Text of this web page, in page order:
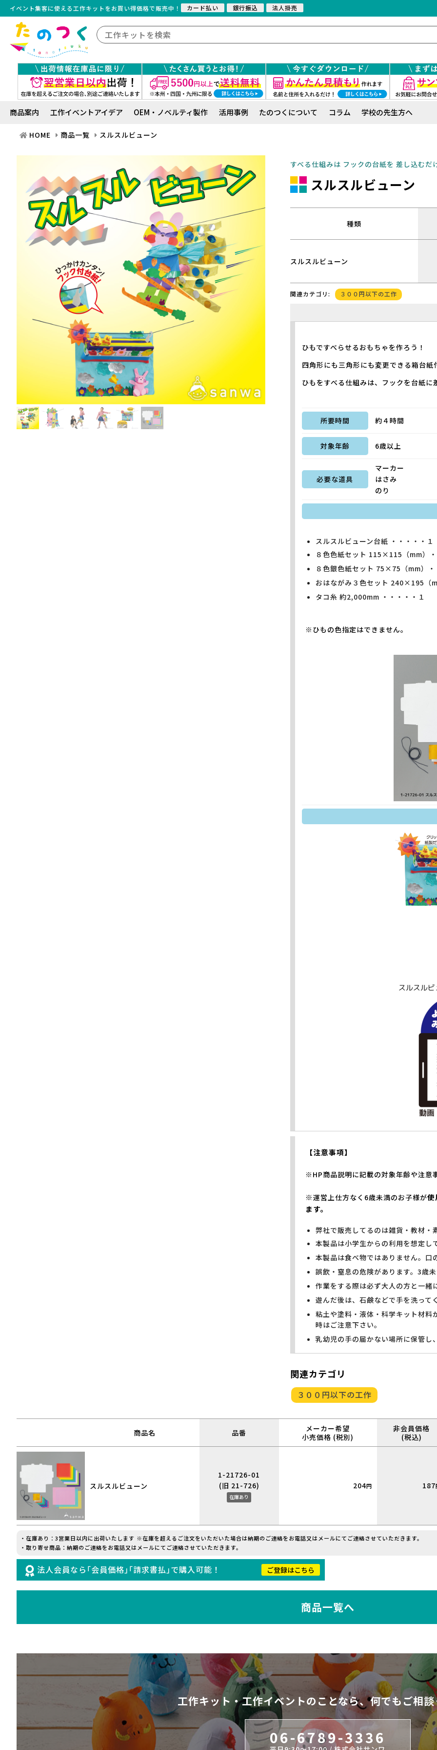
イベント集客に使える工作キットをお買い得価格で販売中！ カード払い 銀行振込 法人掛売
商品案内 工作イベントアイデア OEM・ノベルティ製作 活用事例 たのつくについて コラム 学校の先生方へ
HOME 商品一覧 スルスルビューン
すべる仕組みは フックの台紙を 差し込むだ
スルスルビューン
種類
スルスルビューン
関連カテゴリ: ３００円以下の工作
ひもですべらせるおもちゃを作ろう！
四角形にも三角形にも変更できる箱台紙
ひもをすべる仕組みは、フックを台紙
所要時間 約４時間
対象年齢 6歳以上
必要な道具
マーカー
はさみ
のり
スルスルビューン台紙 ・・・・・１
８色色紙セット 115×115（mm）
８色銀色紙セット 75×75（mm）
おはながみ３色セット 240×195（
タコ糸 約2,000mm ・・・・・１
※ひもの色指定はできません。
【注意事項】
※HP商品説明に記載の対象年齢や注意
※運営上仕方なく6歳未満のお子様が使
ます。
弊社で販売してるのは雑貨・教材・
本製品は小学生からの利用を想定し
本製品は食べ物ではありません。
誤飲・窒息の危険があります。3歳
作業をする際は必ず大人の方と一緒
遊んだ後は、石鹸などで手を洗って
粘土や塗料・液体・科学キット材
時はご注意下さい。
乳幼児の手の届かない場所に保管
関連カテゴリ
３００円以下の工作
商品名 品番
メーカー希望
小売価格 (税別)
非会員価格
(税込)
スルスルビューン
1-21726-01
(旧 21-726)
在庫あり
204円 187
・在庫あり：3営業日以内に出荷いたします ※在庫を超えるご注文をいただいた場合は納期のご連絡をお電話又はメールにてご連絡させていただきます。
・取り寄せ商品：納期のご連絡をお電話又はメールにてご連絡させていただきます。
法人会員なら｢会員価格｣｢請求書払｣で購入可能！ ご登録はこちら
商品一覧へ
工作キット・工作イベントのことなら、何でもご相
06-6789-3336